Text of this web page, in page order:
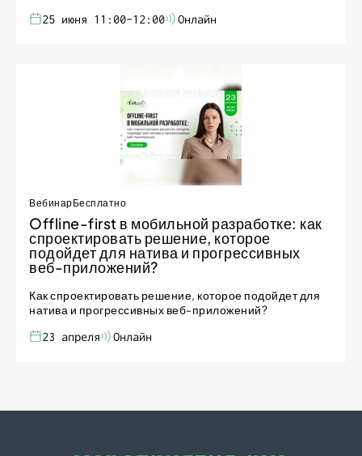
25 июня 11:00-12:00
Онлайн
ВебинарБесплатно
Offline-first в мобильной разработке: как
спроектировать решение, которое
подойдет для натива и прогрессивных
веб-приложений?
Как спроектировать решение, которое подойдет для
натива и прогрессивных веб-приложений?
23 апреля
Онлайн